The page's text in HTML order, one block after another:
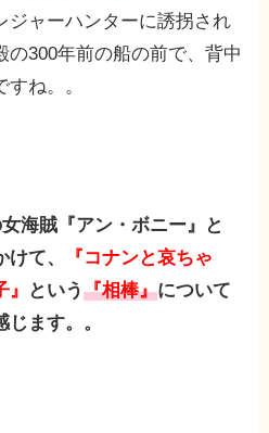
ジャーハンターに誘拐され
の300年前の船の前で、背中
ね。。
海賊『アン・ボニー』と
て、
『コナンと哀ちゃ
』 という『相棒』について
ます。。